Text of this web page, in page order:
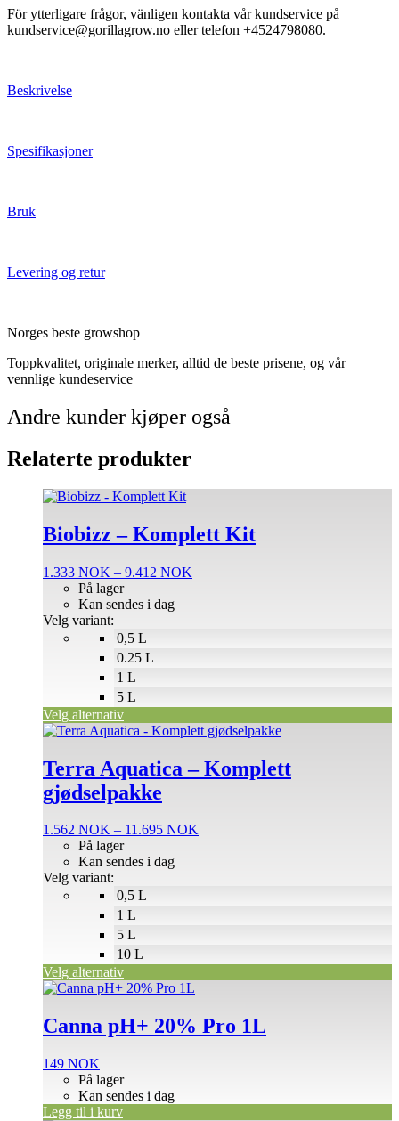
För ytterligare frågor, vänligen kontakta vår kundservice på
kundservice@gorillagrow.no eller telefon +4524798080.
Beskrivelse
Spesifikasjoner
Bruk
Levering og retur
Norges beste growshop
Toppkvalitet, originale merker, alltid de beste prisene, og vår
vennlige kundeservice
Andre kunder kjøper også
Relaterte produkter
Biobizz – Komplett Kit
1.333 NOK – 9.412 NOK
0,5 L
0.25 L
1 L
5 L
På lager
Kan sendes i dag
Velg variant:
Velg alternativ
Dette
har
flere
Alternativene
velges
på
produktsiden
Terra Aquatica – Komplett
gjødselpakke
1.562 NOK – 11.695 NOK
0,5 L
1 L
5 L
10 L
På lager
Kan sendes i dag
Velg variant:
Velg alternativ
Dette
har
flere
varianter.
kan
velges
produktsiden
Canna pH+ 20% Pro 1L
149 NOK
På lager
Kan sendes i dag
Legg til i kurv